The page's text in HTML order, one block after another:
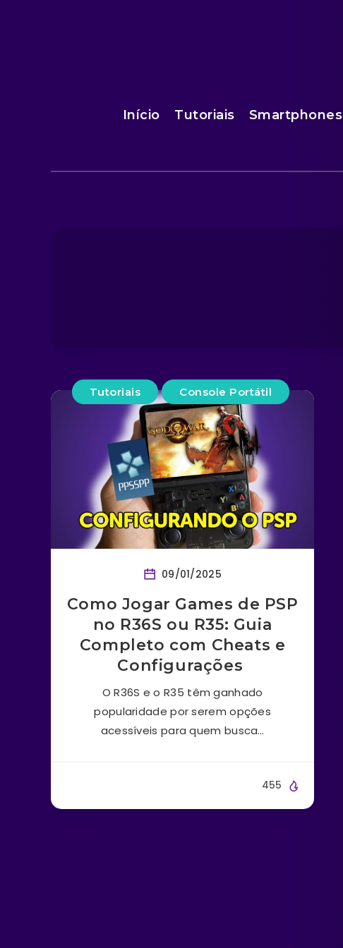
Início Tutoriais Smartphones
Tutoriais Console Portátil
09/01/2025
Como Jogar Games de PSP
no R36S ou R35: Guia
Completo com Cheats e
Configurações
O R36S e o R35 têm ganhado
popularidade por serem opções
acessíveis para quem busca…
455